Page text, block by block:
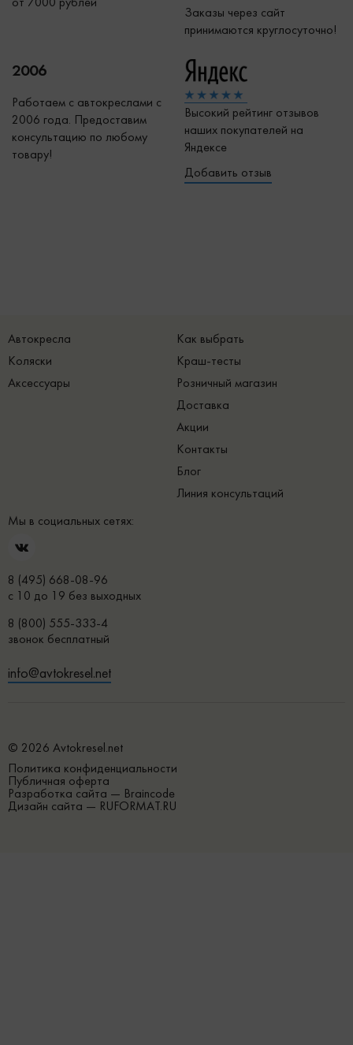
от 7000 рублей
Заказы через сайт
принимаются круглосуточно!
2006
Работаем с автокреслами с
2006 года. Предоставим
консультацию по любому
товару!
Высокий рейтинг отзывов
наших покупателей на
Яндексе
Добавить отзыв
Автокресла
Коляски
Аксессуары
Как выбрать
Краш-тесты
Розничный магазин
Доставка
Акции
Контакты
Блог
Линия консультаций
Мы в социальных сетях:
8 (495) 668-08-96
с 10 до 19 без выходных
8 (800) 555-333-4
звонок бесплатный
info@avtokresel.net
© 2026 Avtokresel.net
Политика конфиденциальности
Публичная оферта
Разработка сайта — Braincode
Дизайн сайта — RUFORMAT.RU